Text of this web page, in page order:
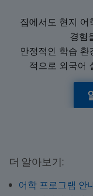
집에서도 현지 어
경험
안정적인 학습 환
적으로 외국어
더 알아보기:
어학 프로그램 안